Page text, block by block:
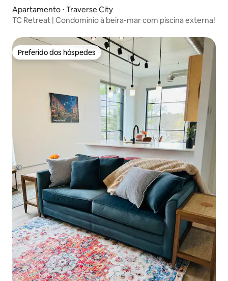
Apartamento ⋅ Traverse City
TC Retreat | Condomínio à beira-mar com piscina externa!
Preferido dos hóspedes
Preferido dos hóspedes